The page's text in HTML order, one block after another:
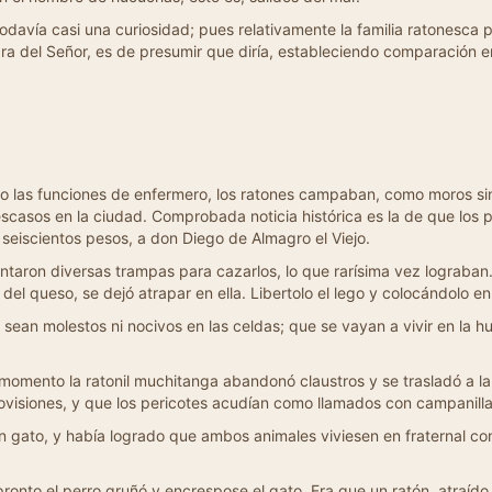
casi una curiosidad; pues relativamente la familia ratonesca
del Señor, es de presumir que diría, estableciendo comparación
funciones de enfermero, los ratones campaban, como moros
en la ciudad. Comprobada noticia histórica es la de que
pesos, a don Diego de Almagro el Viejo.
diversas trampas para cazarlos, lo que rarísima vez
queso, se dejó atrapar en ella. Libertolo el lego y colocándolo
molestos ni nocivos en las celdas; que se vayan a vivir en la
la ratonil muchitanga abandonó claustros y se trasladó a
y que los pericotes acudían como llamados con
y había logrado que ambos animales viviesen en fraternal